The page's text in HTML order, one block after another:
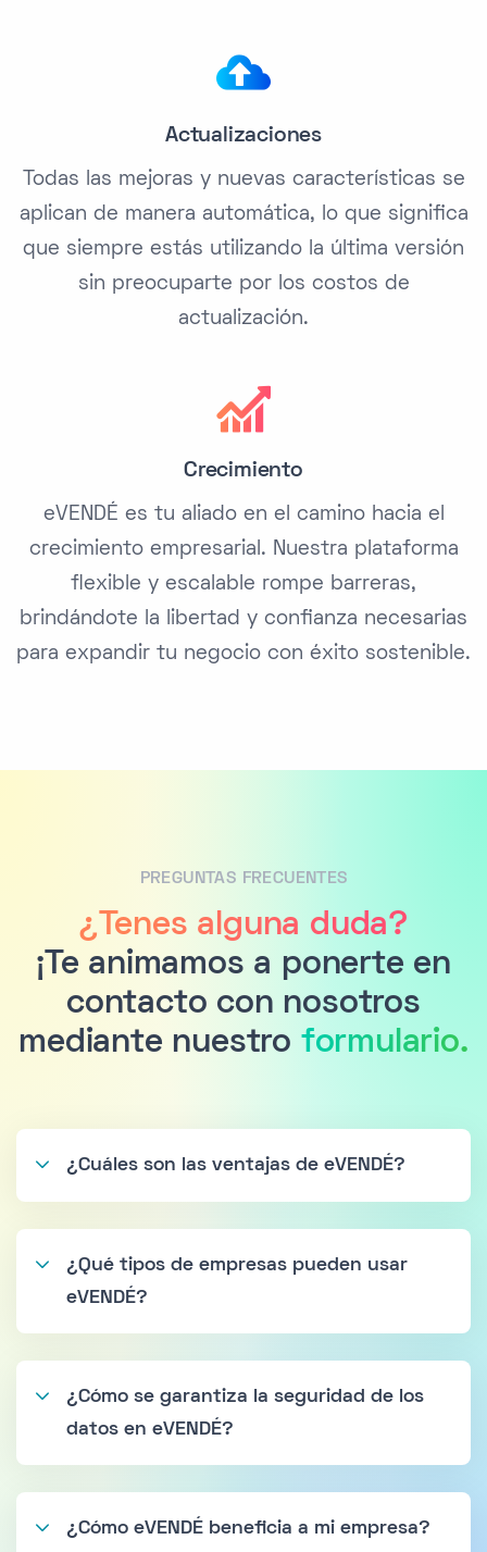
Actualizaciones
Todas las mejoras y nuevas características se
aplican de manera automática, lo que significa
que siempre estás utilizando la última versión
sin preocuparte por los costos de
actualización.
Crecimiento
eVENDÉ es tu aliado en el camino hacia el
crecimiento empresarial. Nuestra plataforma
flexible y escalable rompe barreras,
brindándote la libertad y confianza necesarias
para expandir tu negocio con éxito sostenible.
PREGUNTAS FRECUENTES
¿Tenes alguna duda?
¡Te animamos a ponerte en
contacto con nosotros
mediante nuestro formulario.
¿Cuáles son las ventajas de eVENDÉ?
¿Qué tipos de empresas pueden usar
eVENDÉ?
¿Cómo se garantiza la seguridad de los
datos en eVENDÉ?
¿Cómo eVENDÉ beneficia a mi empresa?